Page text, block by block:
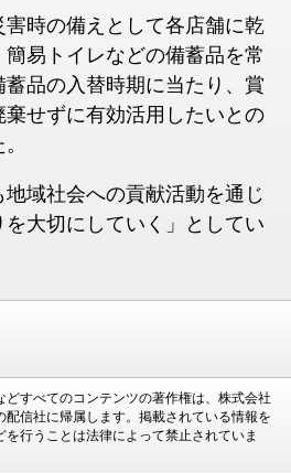
時の備えとして各店舗に乾
易トイレなどの備蓄品を常
品の入替時期に当たり、賞
せずに有効活用したいとの
域社会への貢献活動を通じ
大切にしていく」としてい
すべてのコンテンツの著作権は、株式会社
配信社に帰属します。掲載されている情報を
行うことは法律によって禁止されていま